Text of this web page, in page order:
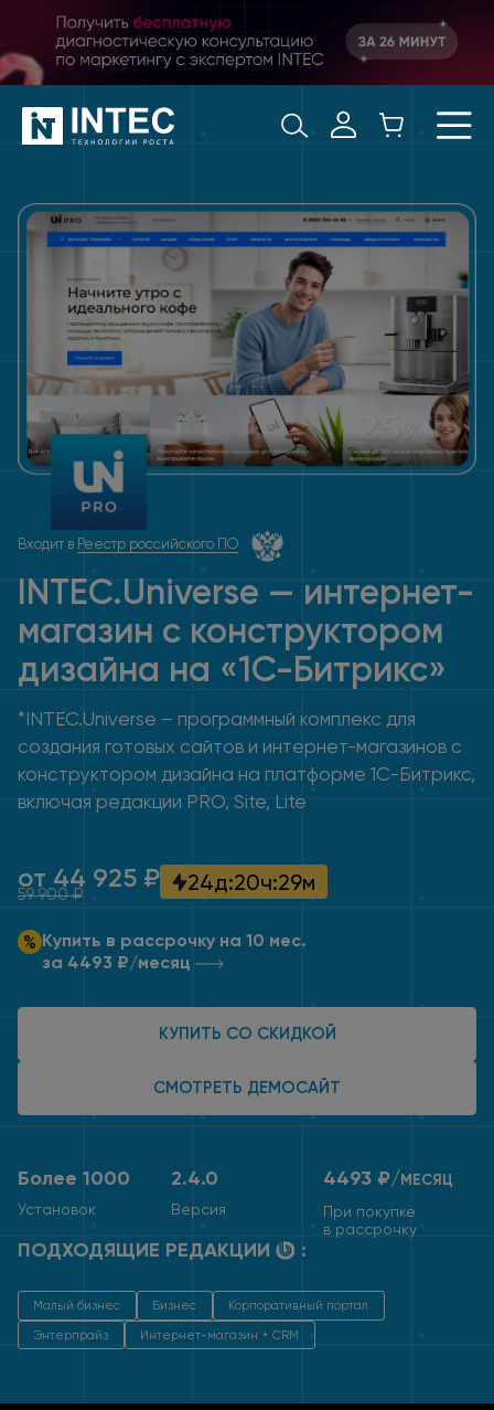
Входит в Реестр российского ПО
INTEC.Universe — интернет-
магазин с конструктором
дизайна на «1С-Битрикс»
*INTEC.Universe – программный комплекс для
создания готовых сайтов и интернет-магазинов с
конструктором дизайна на платформе 1С-Битрикс,
включая редакции PRO, Site, Lite
от 44 925 ₽
59 900 ₽ 24д:20ч:29м
Купить в рассрочку на 10 мес.
за 4493 ₽/месяц
КУПИТЬ СО СКИДКОЙ
СМОТРЕТЬ ДЕМОСАЙТ
Более 1000
Установок
4493 ₽/МЕСЯЦ
При покупке
в рассрочку
2.4.0
Версия
ПОДХОДЯЩИЕ РЕДАКЦИИ :
Малый бизнес Бизнес Корпоративный портал
Энтерпрайз Интернет-магазин + CRM